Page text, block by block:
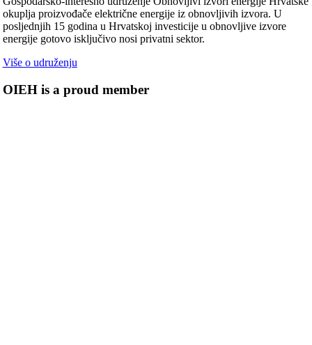
okuplja proizvođače električne energije iz obnovljivih izvora. U
posljednjih 15 godina u Hrvatskoj investicije u obnovljive izvore
energije gotovo isključivo nosi privatni sektor.
Više o udruženju
OIEH is a proud member